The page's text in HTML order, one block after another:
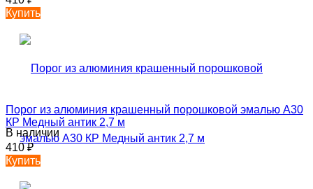
Купить
Порог из алюминия крашенный порошковой эмалью А30
КР Медный антик 2,7 м
В наличии
410₽
Купить